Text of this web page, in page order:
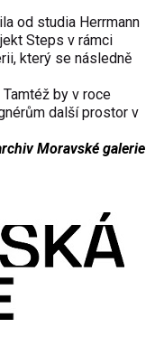
od studia Herrmann
Steps v rámci
který se následně
by v roce
další prostor v
Moravské galerie